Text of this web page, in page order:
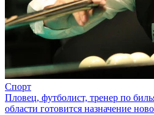
Спорт
Пловец, футболист, тренер по
области готовится назначение